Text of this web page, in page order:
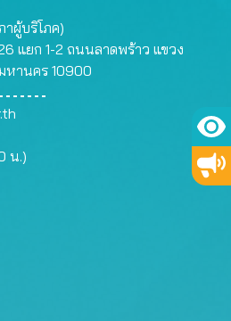
าผู้บริโภค)
แยก 1-2 ถนนลาดพร้าว แขวง
หานคร 10900
น.)